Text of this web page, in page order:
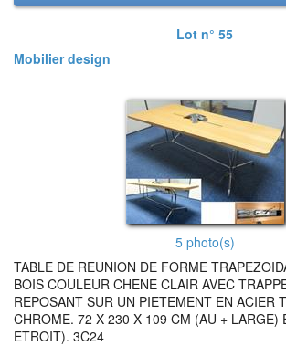
Lot n° 55
Mobilier design
5 photo(s)
TABLE DE REUNION DE FORME
BOIS COULEUR CHENE CLAIR AVEC
REPOSANT SUR UN PIETEMENT EN ACIER
CHROME. 72 X 230 X 109 CM (AU + LARGE)
ETROIT). 3C24